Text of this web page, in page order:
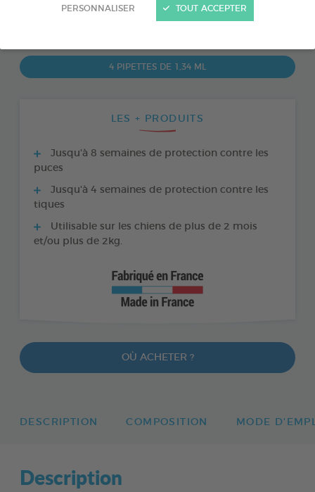
PERSONNALISER TOUT ACCEPTER
PRODUIT DISPONIBLE AUSSI EN :
4 PIPETTES DE 1,34 ML
LES + PRODUITS
Jusqu'à 8 semaines de protection contre les
puces
Jusqu'à 4 semaines de protection contre les
tiques
Utilisable sur les chiens de plus de 2 mois
et/ou plus de 2kg.
OÙ ACHETER ?
DESCRIPTION COMPOSITION MODE
Description